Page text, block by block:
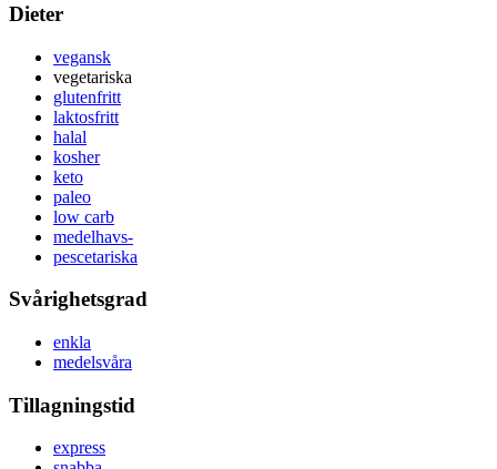
Dieter
vegansk
vegetariska
glutenfritt
laktosfritt
halal
kosher
keto
paleo
low carb
medelhavs-
pescetariska
Svårighetsgrad
enkla
medelsvåra
Tillagningstid
express